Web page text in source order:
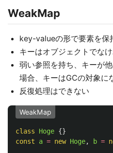
WeakMap
key-valueの形で要素を保
キーはオブジェクトでな
弱い参照を持ち、キーが
場合、キーはGCの対象に
反復処理はできない
WeakMap
class Hoge {}
const
a = new Hoge, b =